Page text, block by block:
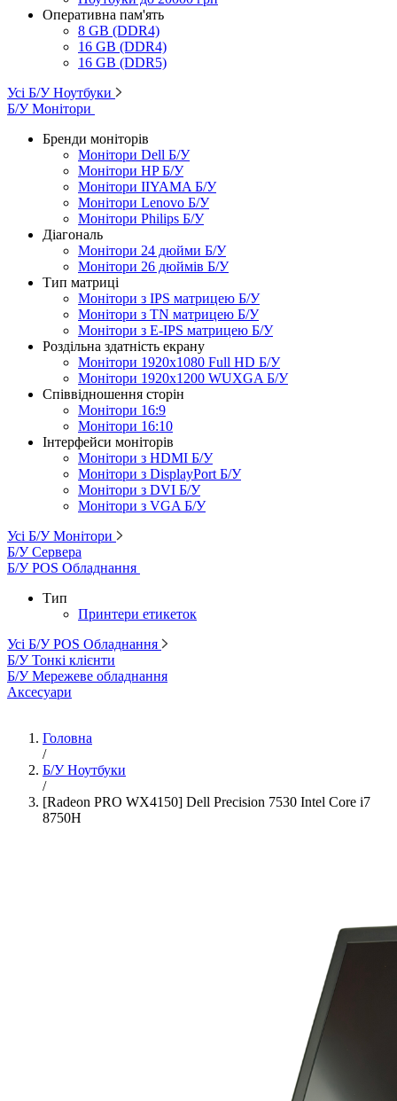
Оперативна пам'ять
8 GB (DDR4)
16 GB (DDR4)
16 GB (DDR5)
Усі Б/У Ноутбуки
Б/У Монітори
Бренди моніторів
Монітори Dell Б/У
Монітори HP Б/У
Монітори IIYAMA Б/У
Монітори Lenovo Б/У
Монітори Philips Б/У
Діагональ
Монітори 24 дюйми Б/У
Монітори 26 дюймів Б/У
Тип матриці
Монітори з IPS матрицею Б/У
Монітори з TN матрицею Б/У
Монітори з E-IPS матрицею Б/У
Роздільна здатність екрану
Монітори 1920x1080 Full HD Б/У
Монітори 1920x1200 WUXGA Б/У
Співвідношення сторін
Монітори 16:9
Монітори 16:10
Інтерфейси моніторів
Монітори з HDMI Б/У
Монітори з DisplayPort Б/У
Монітори з DVI Б/У
Монітори з VGA Б/У
Усі Б/У Монітори
Б/У Сервера
Б/У POS Обладнання
Тип
Принтери етикеток
Усі Б/У POS Обладнання
Б/У Тонкі клієнти
Б/У Мережеве обладнання
Аксесуари
Головна
/
Б/У Ноутбуки
/
[Radeon PRO WX4150] Dell Precision 7530 Intel Core i7
8750H